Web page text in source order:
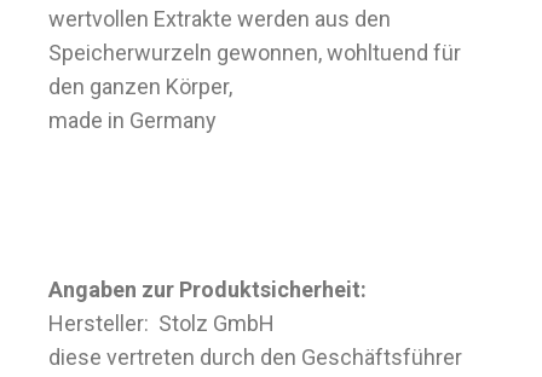
wertvollen Extrakte werden aus den
Speicherwurzeln gewonnen, wohltuend für
den ganzen Körper,
made in Germany
Angaben zur Produktsicherheit:
Hersteller: Stolz GmbH
diese vertreten durch den Geschäftsführer